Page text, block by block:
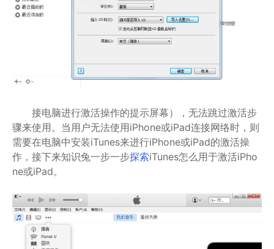
接电脑进行激活操作的提示屏幕），无法跳过激活步
骤来使用。当用户无法使用iPhone或iPad连接网络时，则
需要在电脑中安装iTunes来进行iPhone或iPad的激活操
作，接下来知识兔一步一步探索iTunes怎么用于激活iPho
ne或iPad。